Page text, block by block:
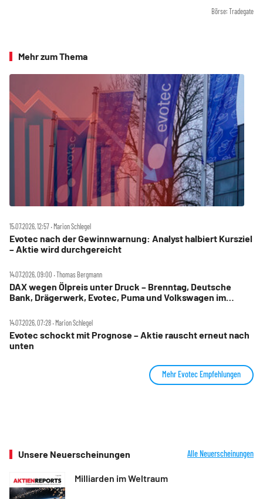
Börse: Tradegate
Mehr zum Thema
15.07.2026, 12:57 ‧ Marion Schlegel
Evotec nach der Gewinnwarnung: Analyst halbiert Kursziel
– Aktie wird durchgereicht
14.07.2026, 09:00 ‧ Thomas Bergmann
DAX wegen Ölpreis unter Druck – Brenntag, Deutsche
Bank, Drägerwerk, Evotec, Puma und Volkswagen im
14.07.2026, 07:28 ‧ Marion Schlegel
Evotec schockt mit Prognose – Aktie rauscht erneut nach
unten
Mehr Evotec Empfehlungen
Unsere Neuerscheinungen Alle Neuerscheinungen
Milliarden im Weltraum